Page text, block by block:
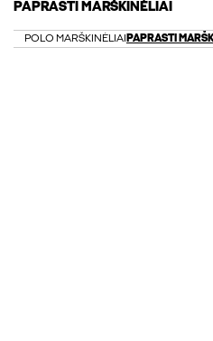
PAPRASTI MARŠKINĖLIAI
POLO MARŠKINĖLIAI PAPRASTI